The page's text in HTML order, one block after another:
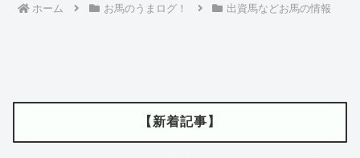
ホーム お馬のうまログ！ 出資馬などお馬の情報
【新着記事】